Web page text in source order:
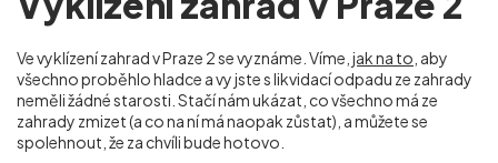
Ve vyklízení zahrad v Praze 2se vyznáme. Víme, jak na to , aby
všechno proběhlo hladce a vy jste s likvidací odpadu ze zahrady
neměli žádné starosti. Stačí nám ukázat, co všechno má ze
zahrady zmizet (a co na ní má naopak zůstat), a můžete se
spolehnout, že za chvíli bude hotovo.